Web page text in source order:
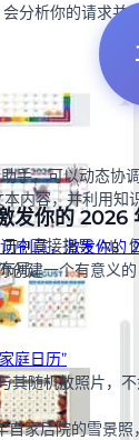
分析你的请求并
手，可以动态协
内容，并利用知
中直接指导 AI。
局。
发你的 2026
创意，激发你的
创建一个有意义的
庭日历”
其随机放照片，
自家后院的雪景